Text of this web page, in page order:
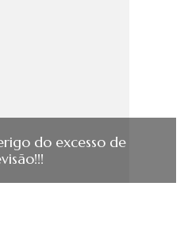
do excesso de